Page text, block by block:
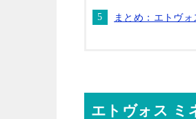
まとめ：エトヴ
エトヴォス ミ